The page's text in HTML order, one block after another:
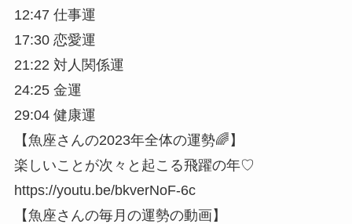
12:47 仕事運
17:30 恋愛運
21:22 対人関係運
24:25 金運
29:04 健康運
【魚座さんの2023年全体の運勢🌈】
楽しいことが次々と起こる飛躍の年♡
https://youtu.be/bkverNoF-6c
【魚座さんの毎月の運勢の動画】